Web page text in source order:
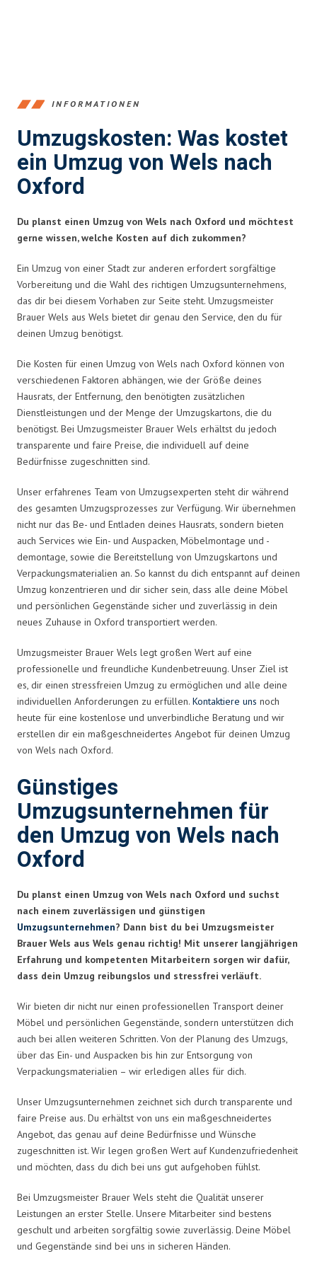
INFORMATIONEN
Umzugskosten: Was kostet
ein Umzug von Wels nach
Oxford
Du planst einen Umzug von Wels nach Oxford und möchtest
gerne wissen, welche Kosten auf dich zukommen?
Ein Umzug von einer Stadt zur anderen erfordert sorgfältige
Vorbereitung und die Wahl des richtigen Umzugsunternehmens,
das dir bei diesem Vorhaben zur Seite steht. Umzugsmeister
Brauer Wels aus Wels bietet dir genau den Service, den du für
deinen Umzug benötigst.
Die Kosten für einen Umzug von Wels nach Oxford können von
verschiedenen Faktoren abhängen, wie der Größe deines
Hausrats, der Entfernung, den benötigten zusätzlichen
Dienstleistungen und der Menge der Umzugskartons, die du
benötigst. Bei Umzugsmeister Brauer Wels erhältst du jedoch
transparente und faire Preise, die individuell auf deine
Bedürfnisse zugeschnitten sind.
Unser erfahrenes Team von Umzugsexperten steht dir während
des gesamten Umzugsprozesses zur Verfügung. Wir übernehmen
nicht nur das Be- und Entladen deines Hausrats, sondern bieten
auch Services wie Ein- und Auspacken, Möbelmontage und -
demontage, sowie die Bereitstellung von Umzugskartons und
Verpackungsmaterialien an. So kannst du dich entspannt auf deinen
Umzug konzentrieren und dir sicher sein, dass alle deine Möbel
und persönlichen Gegenstände sicher und zuverlässig in dein
neues Zuhause in Oxford transportiert werden.
Umzugsmeister Brauer Wels legt großen Wert auf eine
professionelle und freundliche Kundenbetreuung. Unser Ziel ist
es, dir einen stressfreien Umzug zu ermöglichen und alle deine
individuellen Anforderungen zu erfüllen. Kontaktiere uns noch
heute für eine kostenlose und unverbindliche Beratung und wir
erstellen dir ein maßgeschneidertes Angebot für deinen Umzug
von Wels nach Oxford.
Günstiges
Umzugsunternehmen für
den Umzug von Wels nach
Oxford
Du planst einen Umzug von Wels nach Oxford und suchst
nach einem zuverlässigen und günstigen
Umzugsunternehmen? Dann bist du bei Umzugsmeister
Brauer Wels aus Wels genau richtig! Mit unserer langjährigen
Erfahrung und kompetenten Mitarbeitern sorgen wir dafür,
dass dein Umzug reibungslos und stressfrei verläuft.
Wir bieten dir nicht nur einen professionellen Transport deiner
Möbel und persönlichen Gegenstände, sondern unterstützen dich
auch bei allen weiteren Schritten. Von der Planung des Umzugs,
über das Ein- und Auspacken bis hin zur Entsorgung von
Verpackungsmaterialien – wir erledigen alles für dich.
Unser Umzugsunternehmen zeichnet sich durch transparente und
faire Preise aus. Du erhältst von uns ein maßgeschneidertes
Angebot, das genau auf deine Bedürfnisse und Wünsche
zugeschnitten ist. Wir legen großen Wert auf Kundenzufriedenheit
und möchten, dass du dich bei uns gut aufgehoben fühlst.
Bei Umzugsmeister Brauer Wels steht die Qualität unserer
Leistungen an erster Stelle. Unsere Mitarbeiter sind bestens
geschult und arbeiten sorgfältig sowie zuverlässig. Deine Möbel
und Gegenstände sind bei uns in sicheren Händen.